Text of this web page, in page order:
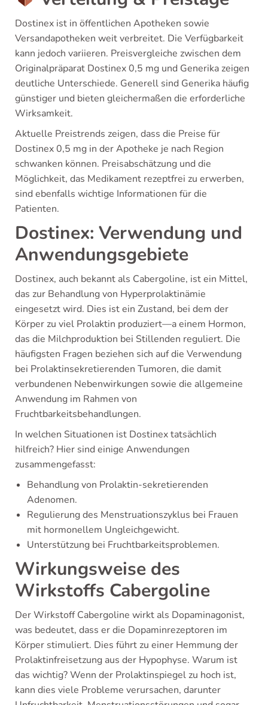
Dostinex ist in öffentlichen Apotheken sowie
Versandapotheken weit verbreitet. Die Verfügbarkeit
kann jedoch variieren. Preisvergleiche zwischen dem
Originalpräparat Dostinex 0,5 mg und Generika zeigen
deutliche Unterschiede. Generell sind Generika häufig
günstiger und bieten gleichermaßen die erforderliche
Wirksamkeit.
Aktuelle Preistrends zeigen, dass die Preise für
Dostinex 0,5 mg in der Apotheke je nach Region
schwanken können. Preisabschätzung und die
Möglichkeit, das Medikament rezeptfrei zu erwerben,
sind ebenfalls wichtige Informationen für die
Patienten.
Dostinex: Verwendung und
Anwendungsgebiete
Dostinex, auch bekannt als Cabergoline, ist ein Mittel,
das zur Behandlung von Hyperprolaktinämie
eingesetzt wird. Dies ist ein Zustand, bei dem der
Körper zu viel Prolaktin produziert—a einem Hormon,
das die Milchproduktion bei Stillenden reguliert. Die
häufigsten Fragen beziehen sich auf die Verwendung
bei Prolaktinsekretierenden Tumoren, die damit
verbundenen Nebenwirkungen sowie die allgemeine
Anwendung im Rahmen von
Fruchtbarkeitsbehandlungen.
In welchen Situationen ist Dostinex tatsächlich
hilfreich? Hier sind einige Anwendungen
zusammengefasst:
Behandlung von Prolaktin-sekretierenden
Adenomen.
Regulierung des Menstruationszyklus bei Frauen
mit hormonellem Ungleichgewicht.
Unterstützung bei Fruchtbarkeitsproblemen.
Wirkungsweise des
Wirkstoffs Cabergoline
Der Wirkstoff Cabergoline wirkt als Dopaminagonist,
was bedeutet, dass er die Dopaminrezeptoren im
Körper stimuliert. Dies führt zu einer Hemmung der
Prolaktinfreisetzung aus der Hypophyse. Warum ist
das wichtig? Wenn der Prolaktinspiegel zu hoch ist,
kann dies viele Probleme verursachen, darunter